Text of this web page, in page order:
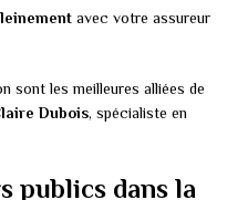
avec votre assureur
sont les meilleures alliées de
Dubois, spécialiste en
publics dans la